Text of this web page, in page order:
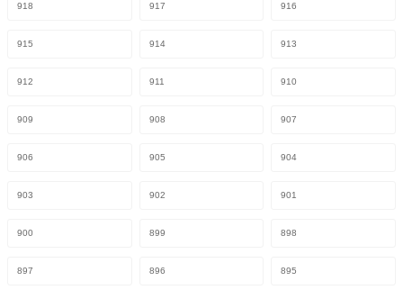
918 917 916
915 914 913
912 911 910
909 908 907
906 905 904
903 902 901
900 899 898
897 896 895